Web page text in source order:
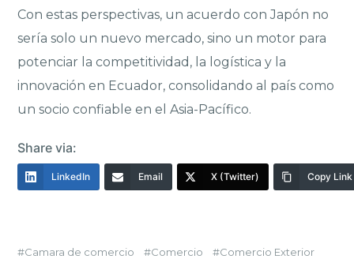
Con estas perspectivas, un acuerdo con Japón no
sería solo un nuevo mercado, sino un motor para
potenciar la competitividad, la logística y la
innovación en Ecuador, consolidando al país como
un socio confiable en el Asia-Pacífico.
Share via:
LinkedIn Email X (Twitter) Copy Link
Camara de comercio Comercio
Comercio Exterior